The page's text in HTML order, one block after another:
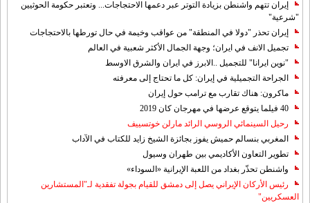
إيران تتهم واشنطن بزيادة التوتر عبر دعمها الاحتجاجات... وتعتبر حكومة الحوثيين
"شرعية"
إيران تحذر "دولا في المنطقة" من عواقب وخيمة في حال تورطها بالاحتجاجات
تجميل الانف في ايران؛ وجهة الجمال الأكثر شعبية في العالم
"نوين ايرانا" للتجميل ..الابرز في ايران والشرق الاوسط
الجراحة التجميلية في إيران: كل ما تحتاج إلى معرفته
ماكرون: هناك تقارب مع ترامب حول إيران
40 فيلما يتوقع عرضها في مهرجان كان 2019
رحيل السينمائي الروسي الرائد مارلن خوتسييف
المغربي بنسالم حميش يفوز بجائزة الشيخ زايد للكتاب في الآداب
تطوير التعاون الأكاديمي بين طهران وسيول
واشنطن تحذّر بغداد من اللعبة الإيرانية «السوداء»
رئيس الأركان الإيراني يصل إلى دمشق للقيام بجولة تفقدية لـ"المستشارين
العسكريين"